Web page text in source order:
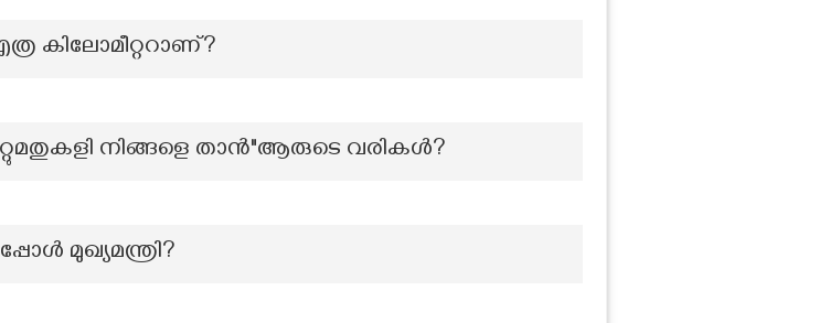
കിലോമീറ്ററാണ്?
നിങ്ങളെ താൻ"ആരുടെ വരികൾ?
മുഖ്യമന്ത്രി?